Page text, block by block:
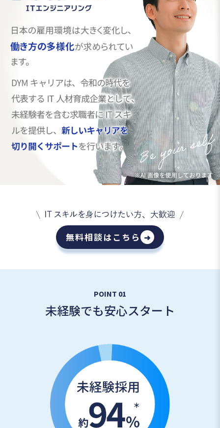
無料相談はこちら ➜
POINT 01
未経験でも安心スタート